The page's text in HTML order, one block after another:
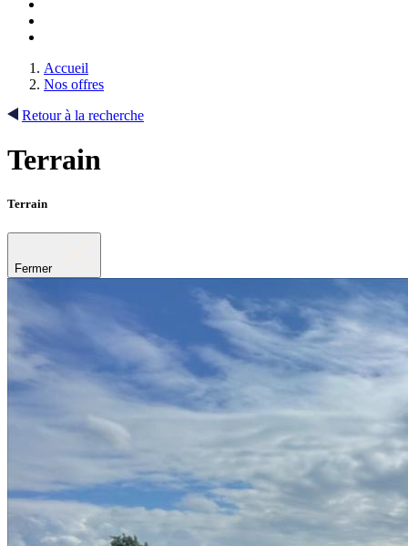
Accueil
Nos offres
Retour à la recherche
Terrain
Terrain
Fermer